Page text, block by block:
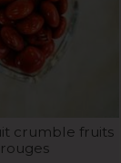
crumble fruits
rouges